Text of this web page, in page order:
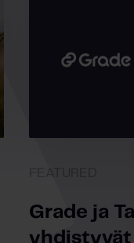
FEATURED
Grade ja
yhdistyvät